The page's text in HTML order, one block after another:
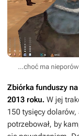
...choć ma
Zbiórka funduszy na
2013 roku. W jej
150 tysięcy
potrzebował, by